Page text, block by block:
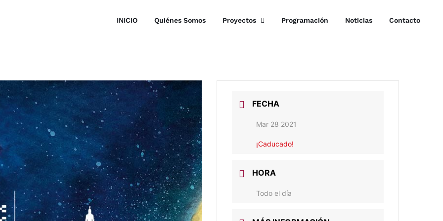
INICIO Quiénes Somos Proyectos Programación Noticias Contacto
FECHA
Mar 28 2021
¡Caducado!
HORA
Todo el día